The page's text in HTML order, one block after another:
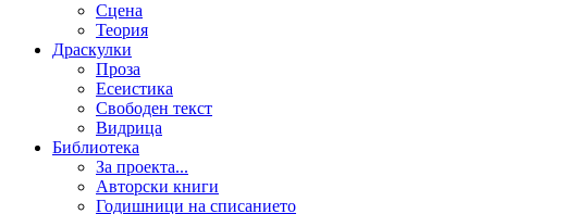
Сцена
Теория
Драскулки
Проза
Есеистика
Свободен текст
Видрица
Библиотека
За проекта...
Авторски книги
Годишници на списанието